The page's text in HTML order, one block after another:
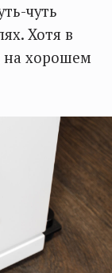
чуть
Хотя в
на хорошем